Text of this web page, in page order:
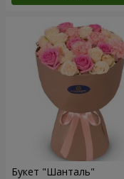
Букет "Шанталь"